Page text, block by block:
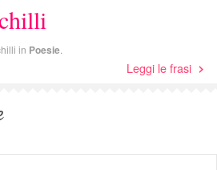
in Poesie
Leggi le frasi